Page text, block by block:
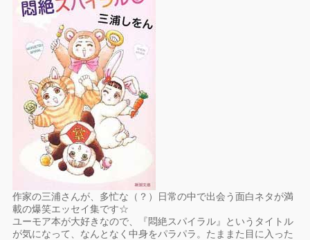
作家の三浦さんが、多忙な（？）日常の中で出会う面白ネタが満
載の爆笑エッセイ集です☆
ユーモア本が大好きなので、『悶絶スパイラル』というタイトル
が気になって、なんとなく中身をパラパラ。たままた目に入った